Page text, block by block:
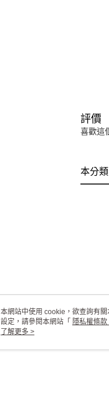
評價
喜歡這
本分
本網站中使用 cookie，欲查詢有
設定，請參閱本網站「 隱私權條款
使用 cookie。
了解更多 >